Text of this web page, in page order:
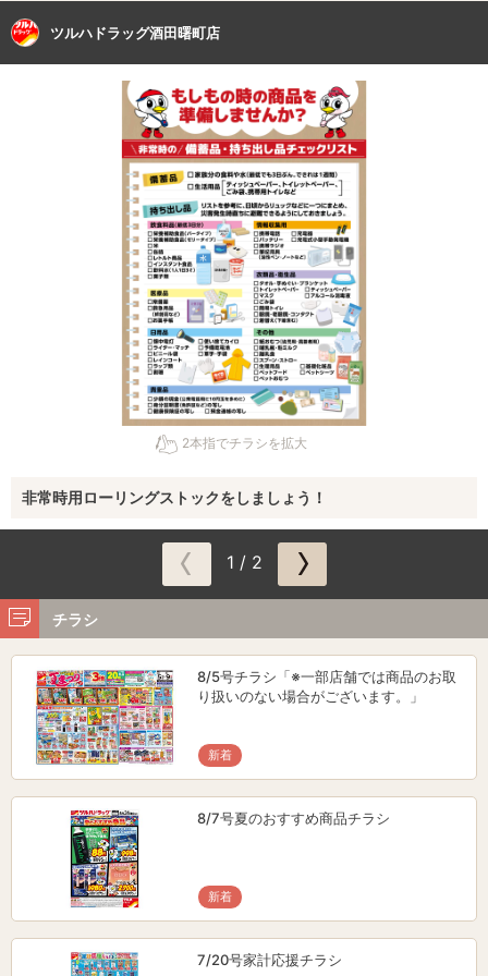
ツルハドラッグ酒田曙町店
2本指でチラシを拡大
非常時用ローリングストックをしましょう！
1 / 2
チラシ
8/5号チラシ「※一部店舗では商品のお取
り扱いのない場合がございます。」
新着
8/7号夏のおすすめ商品チラシ
新着
7/20号家計応援チラシ